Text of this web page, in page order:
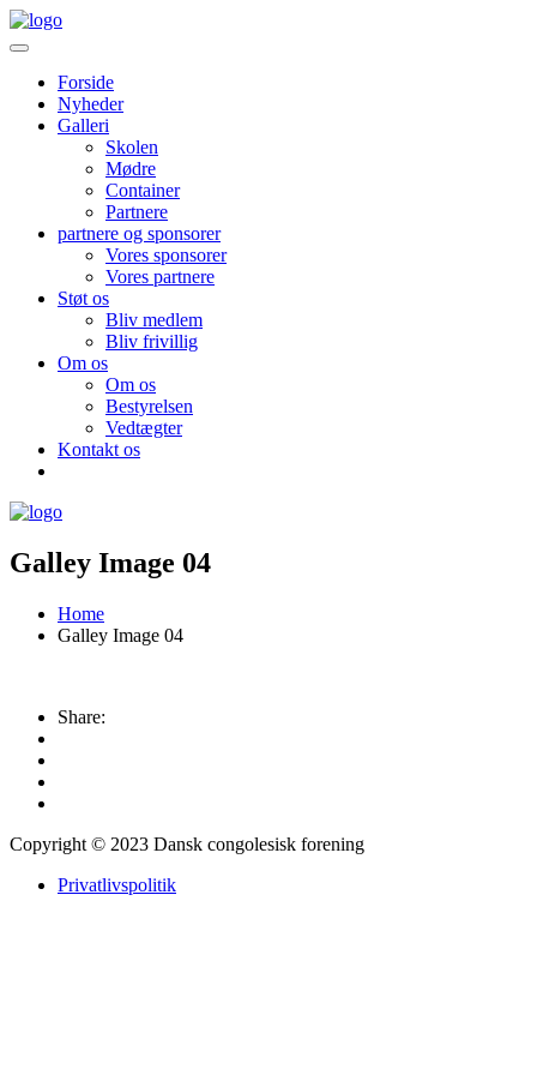
Forside
Nyheder
Galleri
Skolen
Mødre
Container
Partnere
partnere og sponsorer
Vores sponsorer
Vores partnere
Støt os
Bliv medlem
Bliv frivillig
Om os
Om os
Bestyrelsen
Vedtægter
Kontakt os
Galley Image 04
Home
Galley Image 04
Share:
Copyright © 2023 Dansk congolesisk forening
Privatlivspolitik